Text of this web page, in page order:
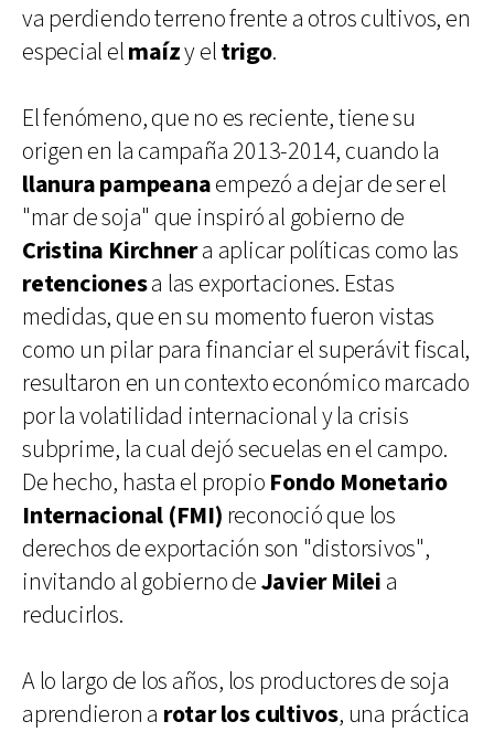
va perdiendo terreno frente a otros cultivos, en
especial elmaízy eltrigo.
El fenómeno, que no es reciente, tiene su
origen en la campaña 2013-2014, cuando la
llanura pampeanaempezó a dejar de ser el
"mar de soja" que inspiró al gobierno de
Cristina Kirchnera aplicar políticas como las
retencionesa las exportaciones. Estas
medidas, que en su momento fueron vistas
como un pilar para financiar el superávit fiscal,
resultaron en un contexto económico marcado
por la volatilidad internacional y la crisis
subprime, la cual dejó secuelas en el campo.
De hecho, hasta el propio Fondo Monetario
Internacional (FMI) reconoció que los
derechos de exportación son "distorsivos",
invitando al gobierno deJavier Milei a
reducirlos.
A lo largo de los años, los productores de soja
aprendieron a rotar los cultivos, una práctica